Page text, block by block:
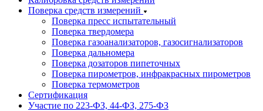
Поверка средств измерений
Поверка пресс испытательный
Поверка твердомера
Поверка газоанализаторов, газосигнализаторов
Поверка дальномера
Поверка дозаторов пипеточных
Поверка пирометров, инфракрасных пирометров
Поверка термометров
Сертификация
Участие по 223-ФЗ, 44-ФЗ, 275-ФЗ